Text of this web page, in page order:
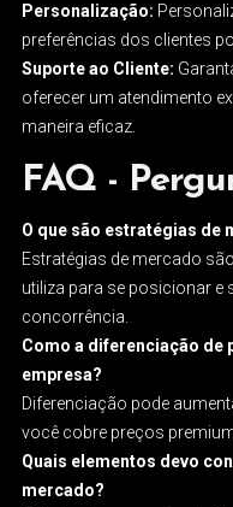
Personalização:
preferências dos clientes
Suporte ao Cliente:
oferecer um atendimento
maneira eficaz.
FAQ -
O que são estratégias de
Estratégias de mercado
utiliza para se posicionar e
concorrência.
Como a diferenciação de
empresa?
Diferenciação pode
você cobre preços
Quais elementos devo
mercado?